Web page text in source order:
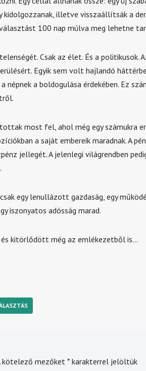
kidolgozzanak, illetve visszaállítsák a
100 nap múlva meg lehetne
Csak az élet. És a politikusok.
Egyik sem volt hajlandó
a boldogulása érdekében. Ez
most fel, ahol még egy számukra
a saját embereik maradnak. A
jellegét. A jelenlegi világrendben
egy lenullázott gazdaság, egy
iszonyatos adósság marad.
kitörlődött még az emlékezetből is…
kötelező mezőket*karakterrel jelöltük